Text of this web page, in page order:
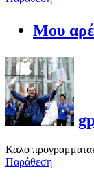
Μου
Καλο
Παράθεση